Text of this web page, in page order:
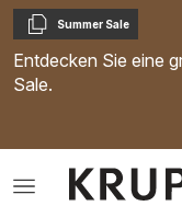
Kopieren
Summer Sale
Entdecken Sie eine
Sale.
Das